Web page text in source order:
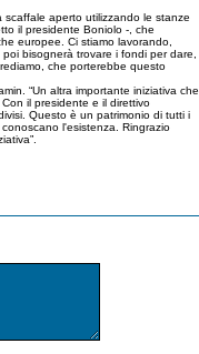
aperto utilizzando le stanze
il presidente Boniolo -, che
europee. Ci stiamo lavorando,
bisognerà trovare i fondi per dare,
che porterebbe questo
“Un altra importante iniziativa che
il presidente e il direttivo
Questo è un patrimonio di tutti i
l'esistenza. Ringrazio